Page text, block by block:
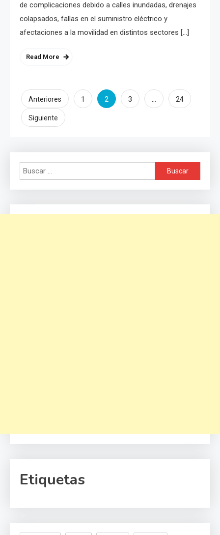
de complicaciones debido a calles inundadas, drenajes
colapsados, fallas en el suministro eléctrico y
afectaciones a la movilidad en distintos sectores […]
Read More
Paginación
de
Anteriores 1 2 3 … 24
Siguiente
Buscar:
Etiquetas